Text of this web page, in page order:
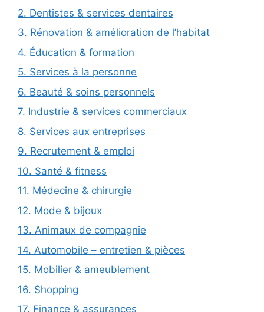
2. Dentistes & services dentaires
3. Rénovation & amélioration de l’habitat
4. Éducation & formation
5. Services à la personne
6. Beauté & soins personnels
7. Industrie & services commerciaux
8. Services aux entreprises
9. Recrutement & emploi
10. Santé & fitness
11. Médecine & chirurgie
12. Mode & bijoux
13. Animaux de compagnie
14. Automobile – entretien & pièces
15. Mobilier & ameublement
16. Shopping
17. Finance & assurances